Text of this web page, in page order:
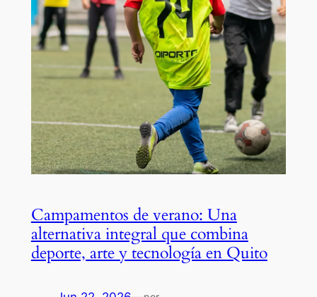
Campamentos de verano: Una
alternativa integral que combina
deporte, arte y tecnología en Quito